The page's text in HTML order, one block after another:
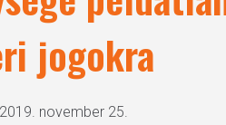
jogokra
2019. november 25.